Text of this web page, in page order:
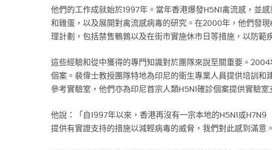
他們的工作成就始於1997年。當年香港爆發H5N1禽流感，並
和雞蛋，以及展開對禽流感病毒的研究。在2000年，他們發
理計劃，包括禁售鵪鶉以及在街市實施休市日等措施，以防範
這些經驗和從中獲得的專門知識對於團隊來說至關重要。
個案。裴偉士教授團隊特地為印尼的衛生專業人員提供培訓和
參考實驗室，他們亦為印尼首宗人類H5N1確診個案提供實驗室
他說：「自1997年以來，香港再沒有一宗本地的H5N1或
提供有實證支持的措施以減輕病毒的威脅，我們對此感到滿意。